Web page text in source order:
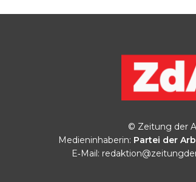
© Zeitung der
Medieninhaberin: Partei der
E‑Mail: